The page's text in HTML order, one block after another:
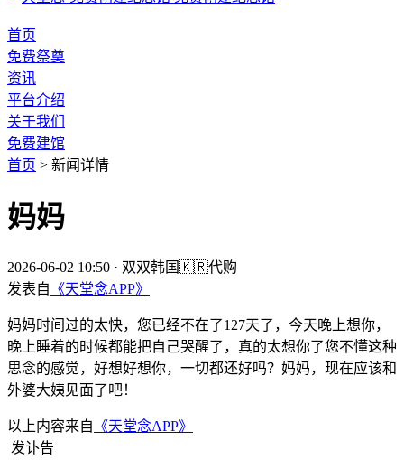
首页
免费祭奠
资讯
平台介绍
关于我们
免费建馆
首页 > 新闻详情
妈妈
2026-06-02 10:50 · 双双韩国🇰🇷代购
发表自 《天堂念APP》
妈妈时间过的太快，您已经不在了127天了，今天晚上想你，
晚上睡着的时候都能把自己哭醒了，真的太想你了您不懂这种
思念的感觉，好想好想你，一切都还好吗？妈妈，现在应该和
外婆大姨见面了吧！
以上内容来自 《天堂念APP》
发讣告